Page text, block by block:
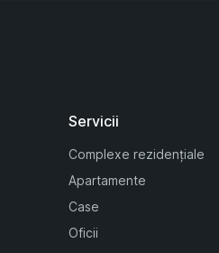
Servicii
Complexe rezidențiale
Apartamente
Case
Oficii